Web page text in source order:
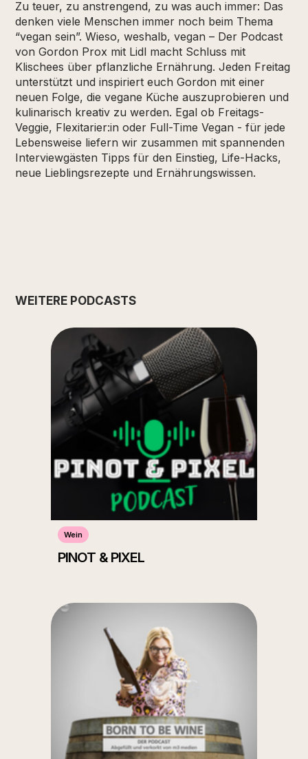
Zu teuer, zu anstrengend, zu was auch immer: Das
denken viele Menschen immer noch beim Thema
“vegan sein”. Wieso, weshalb, vegan – Der Podcast
von Gordon Prox mit Lidl macht Schluss mit
Klischees über pflanzliche Ernährung. Jeden Freitag
unterstützt und inspiriert euch Gordon mit einer
neuen Folge, die vegane Küche auszuprobieren und
kulinarisch kreativ zu werden. Egal ob Freitags-
Veggie, Flexitarier:in oder Full-Time Vegan - für jede
Lebensweise liefern wir zusammen mit spannenden
Interviewgästen Tipps für den Einstieg, Life-Hacks,
neue Lieblingsrezepte und Ernährungswissen.
WEITERE PODCASTS
Wein
PINOT & PIXEL